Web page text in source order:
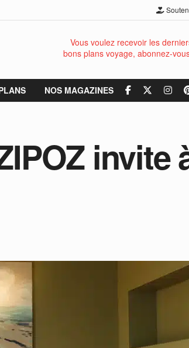
Vous voulez recevoir les
bons plans voyage, abonnez-
NOS MAGAZINES
invite